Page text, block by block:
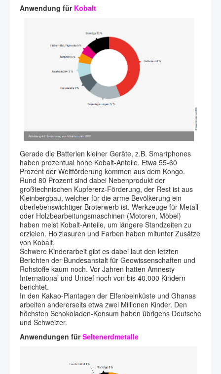
Anwendung für Kobalt
Gerade die Batterien kleiner Geräte, z.B. Smartphones
haben prozentual hohe Kobalt-Anteile. Etwa 55-60
Prozent der Weltförderung kommen aus dem Kongo.
Rund 80 Prozent sind dabei Nebenprodukt der
großtechnischen Kupfererz-Förderung, der Rest ist aus
Kleinbergbau, welcher für die arme Bevölkerung ein
überlebenswichtiger Broterwerb ist. Werkzeuge für Metall-
oder Holzbearbeitungsmaschinen (Motoren, Möbel)
haben meist Kobalt-Anteile, um längere Standzeiten zu
erzielen. Holzlasuren und Farben haben mitunter Zusätze
von Kobalt.
Schwere Kinderarbeit gibt es dabei laut den letzten
Berichten der Bundesanstalt für Geowissenschaften und
Rohstoffe kaum noch. Vor Jahren hatten Amnesty
International und Unicef noch von bis 40.000 Kindern
berichtet.
In den Kakao-Plantagen der Elfenbeinküste und Ghanas
arbeiten andererseits etwa zwei Millionen Kinder. Den
höchsten Schokoladen-Konsum haben übrigens Deutsche
und Schweizer.
Anwendungen fürSeltenerdmetalle